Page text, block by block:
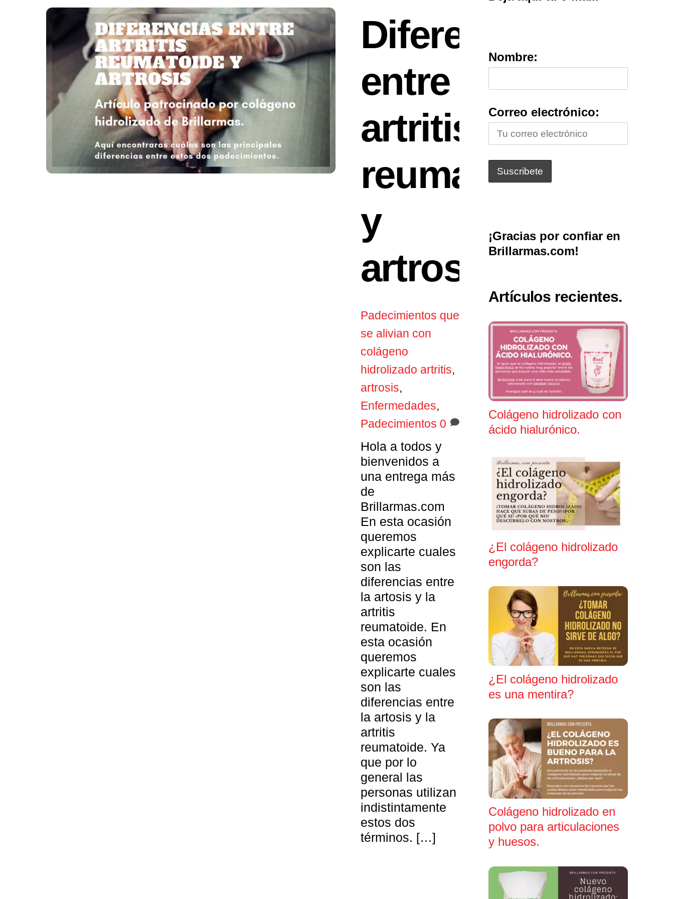
Diferencias
entre
artritis
reumatoide
y
artrosis.
Padecimientos que
se alivian con
colágeno
hidrolizado artritis,
artrosis,
Enfermedades,
Padecimientos 0
Hola a todos y
bienvenidos a
una entrega más
de
Brillarmas.com
En esta ocasión
queremos
explicarte cuales
son las
diferencias entre
la artosis y la
artritis
reumatoide. En
esta ocasión
queremos
explicarte cuales
son las
diferencias entre
la artosis y la
artritis
reumatoide. Ya
que por lo
general las
personas utilizan
indistintamente
estos dos
términos. […]
Nombre:
Correo electrónico:
¡Gracias por confiar en
Brillarmas.com!
Artículos recientes.
Colágeno hidrolizado con
ácido hialurónico.
¿El colágeno hidrolizado
engorda?
¿El colágeno hidrolizado
es una mentira?
Colágeno hidrolizado en
polvo para articulaciones
y huesos.